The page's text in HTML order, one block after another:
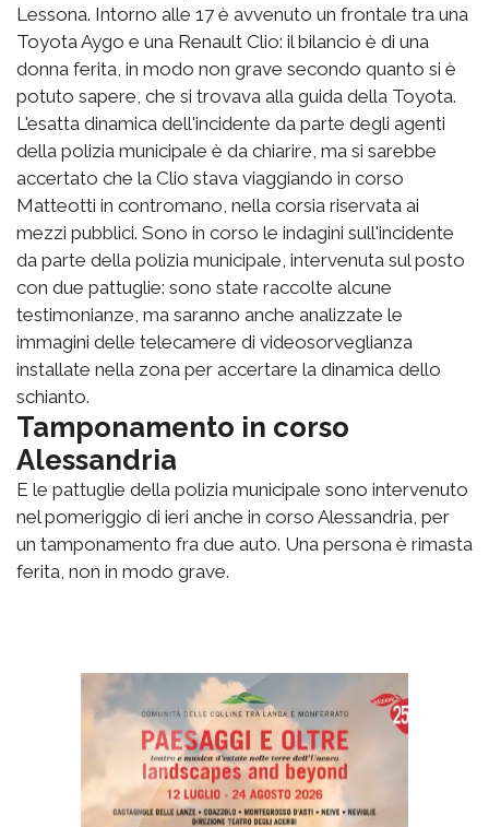
Lessona. Intorno alle 17 è avvenuto un frontale tra una
Toyota Aygo e una Renault Clio: il bilancio è di una
donna ferita, in modo non grave secondo quanto si è
potuto sapere, che si trovava alla guida della Toyota.
L'esatta dinamica dell'incidente da parte degli agenti
della polizia municipale è da chiarire, ma si sarebbe
accertato che la Clio stava viaggiando in corso
Matteotti in contromano, nella corsia riservata ai
mezzi pubblici. Sono in corso le indagini sull'incidente
da parte della polizia municipale, intervenuta sul posto
con due pattuglie: sono state raccolte alcune
testimonianze, ma saranno anche analizzate le
immagini delle telecamere di videosorveglianza
installate nella zona per accertare la dinamica dello
schianto.
Tamponamento in corso
Alessandria
E le pattuglie della polizia municipale sono intervenuto
nel pomeriggio di ieri anche in corso Alessandria, per
un tamponamento fra due auto. Una persona è rimasta
ferita, non in modo grave.